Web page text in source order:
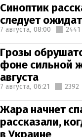
Синоптик
следует
7 августа, 08:00 2441
Грозы
фоне сильной
августа
7 августа, 06:21 2392
Жара начнет
рассказали,
в Украине